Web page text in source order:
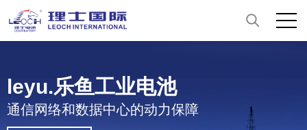
leyu.乐鱼工业电池
通信网络和数据中心的动力保障